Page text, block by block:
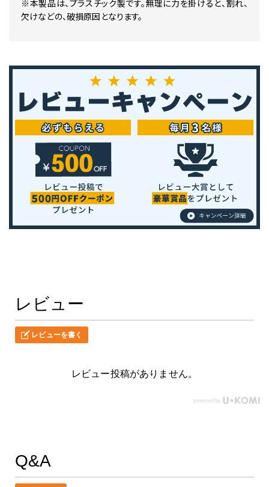
※本製品は、プラスチック製です。無理に力を掛けると、割れ、
欠けなどの、破損原因となります。
レビュー
レビューを書く
レビュー投稿がありません。
Q&A